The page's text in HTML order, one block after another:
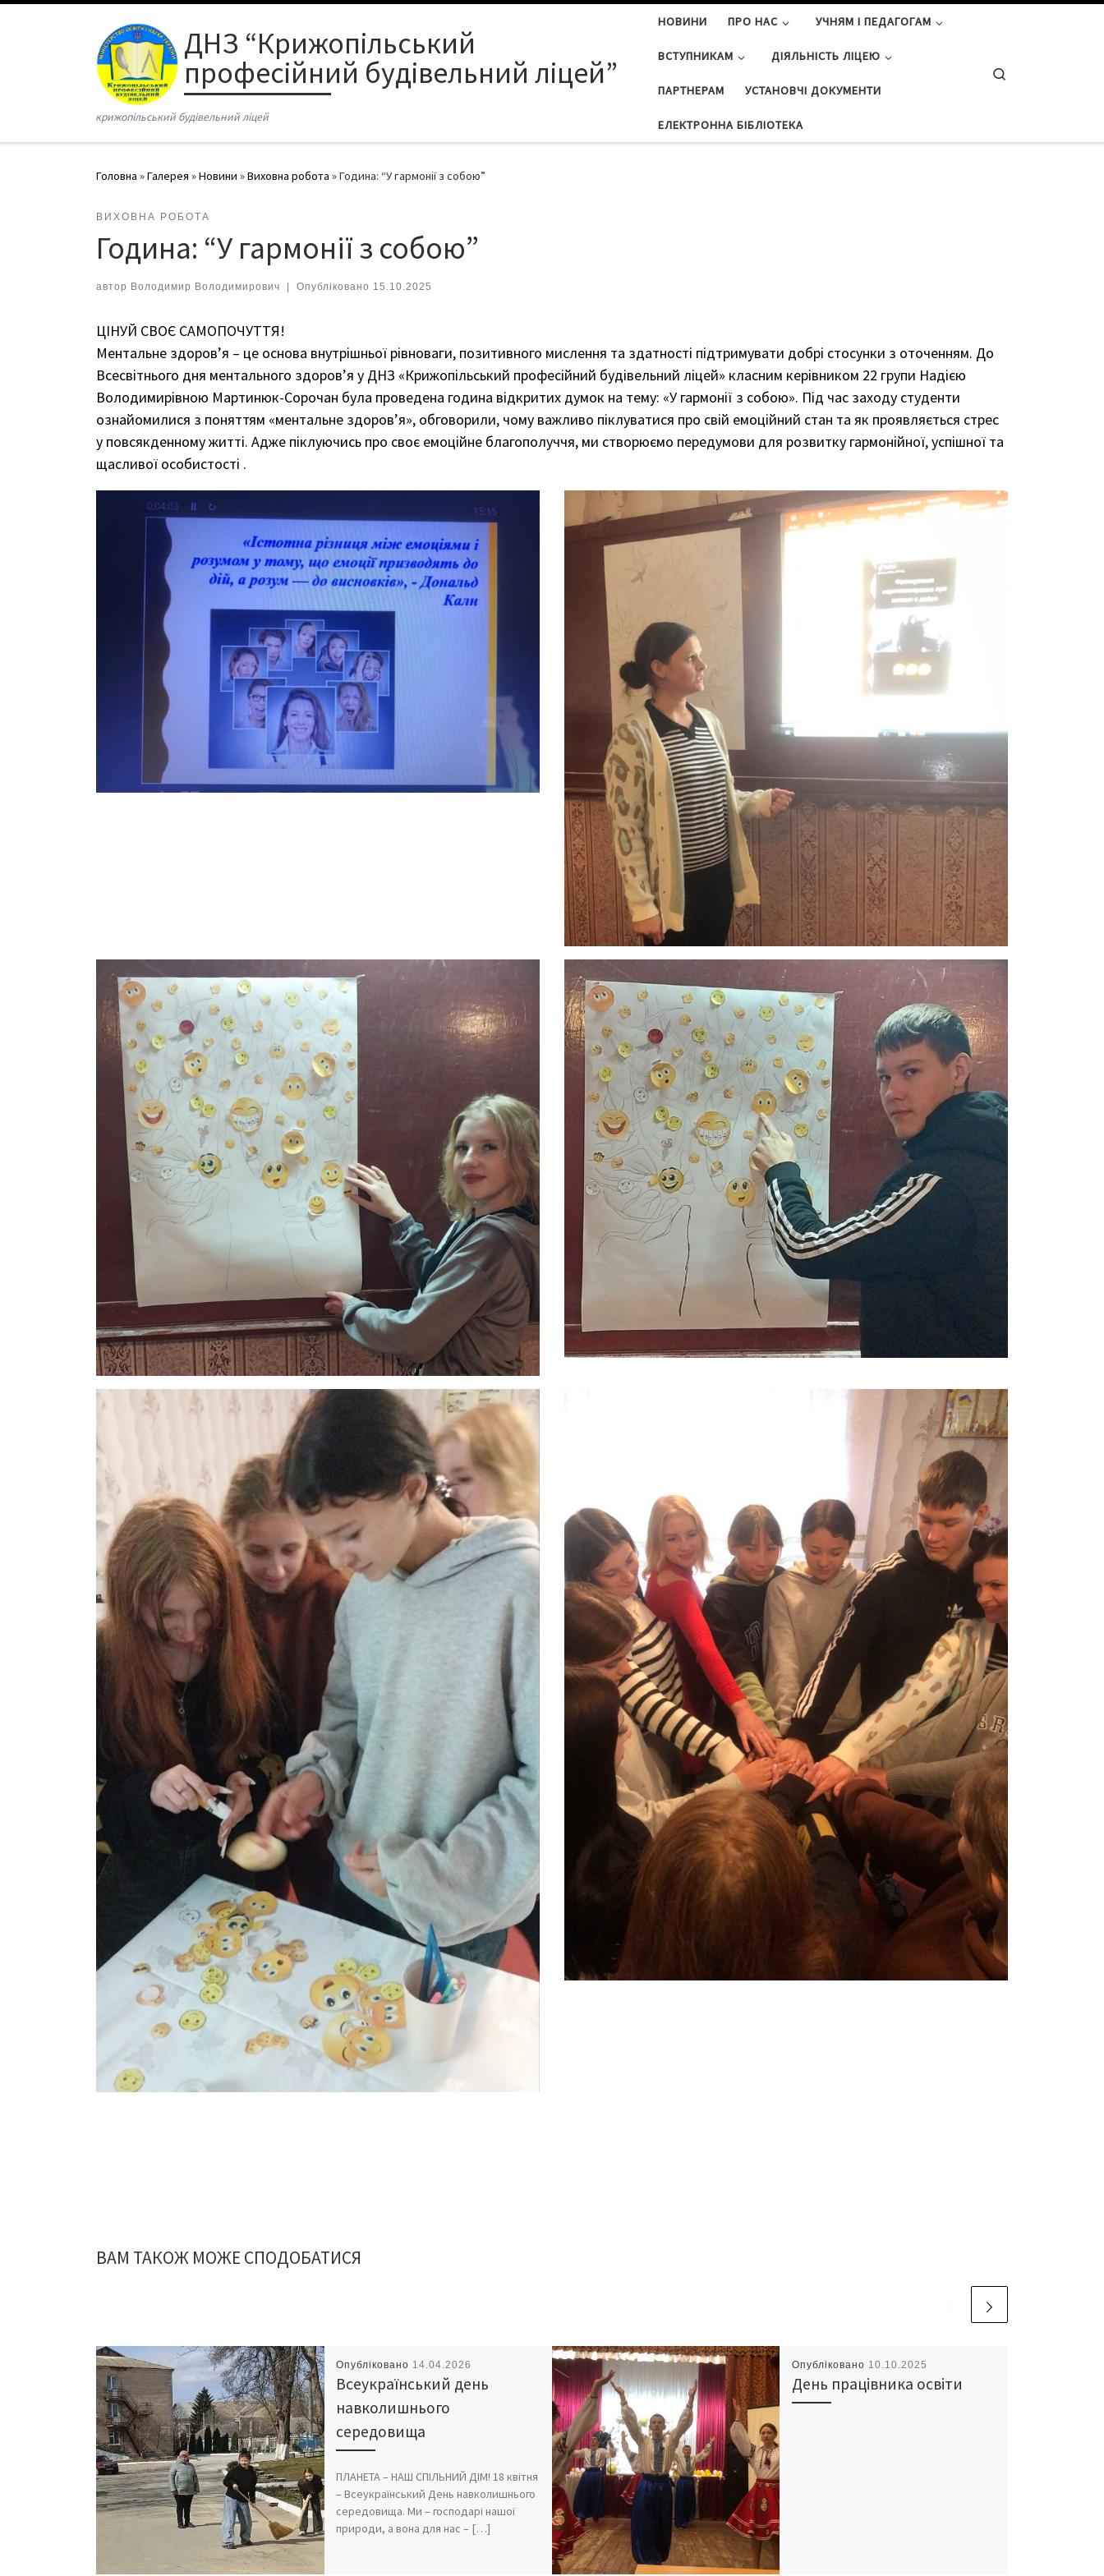
Перейти до вмісту
ДНЗ “Крижопільський
професійний будівельний ліцей”
крижопільський будівельний ліцей
НОВИНИ ПРО НАС УЧНЯМ І ПЕДАГОГАМ
ВСТУПНИКАМ ДІЯЛЬНІСТЬ ЛІЦЕЮ
ПАРТНЕРАМ УСТАНОВЧІ ДОКУМЕНТИ
ЕЛЕКТРОННА БІБЛІОТЕКА
Головна »Галерея »Новини »Виховна робота »Година: “У гармонії з собою”
ВИХОВНА РОБОТА
Година: “У гармонії з собою”
автор Володимир Володимирович Опубліковано 15.10.2025
ЦІНУЙ СВОЄ САМОПОЧУТТЯ!
Ментальне здоров’я – це основа внутрішньої рівноваги, позитивного мислення та здатності підтримувати добрі стосунки з оточенням. До
Всесвітнього дня ментального здоров’я у ДНЗ «Крижопільський професійний будівельний ліцей» класним керівником 22 групи Надією
Володимирівною Мартинюк-Сорочан була проведена година відкритих думок на тему: «У гармонії з собою». Під час заходу студенти
ознайомилися з поняттям «ментальне здоров’я», обговорили, чому важливо піклуватися про свій емоційний стан та як проявляється стрес
у повсякденному житті. Адже піклуючись про своє емоційне благополуччя, ми створюємо передумови для розвитку гармонійної, успішної та
щасливої особистості .
ВАМ ТАКОЖ МОЖЕ СПОДОБАТИСЯ
Опубліковано 14.04.2026
Всеукраїнський день
навколишнього
середовища
ПЛАНЕТА – НАШ СПІЛЬНИЙ ДІМ! 18 квітня
– Всеукраїнський День навколишнього
середовища. Ми – господарі нашої
природи, а вона для нас – […]
Опубліковано 10.10.2025
День працівника освіти